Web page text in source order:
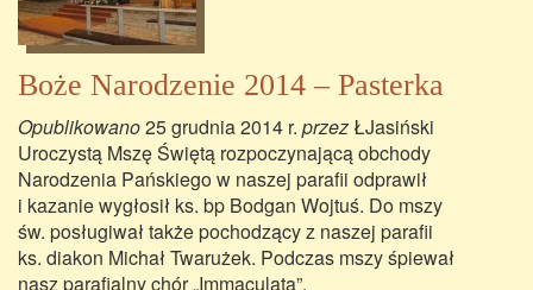
Boże Narodzenie 2014 – Pasterka
Opublikowano25 grudnia 2014 r. przez ŁJasiński
Uroczystą Mszę Świętą rozpoczynającą obchody
Narodzenia Pańskiego w naszej parafii odprawił
i kazanie wygłosił ks. bp Bodgan Wojtuś. Do mszy
św. posługiwał także pochodzący z naszej parafii
ks. diakon Michał Twarużek. Podczas mszy śpiewał
nasz parafialny chór „Immaculata”.